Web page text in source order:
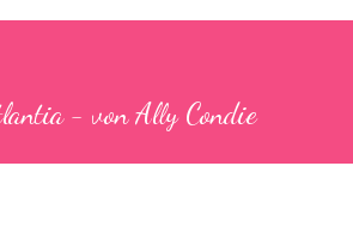
- von Ally Condie